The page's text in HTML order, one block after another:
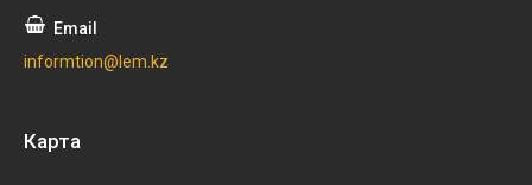
informtion@lem.kz
Карта